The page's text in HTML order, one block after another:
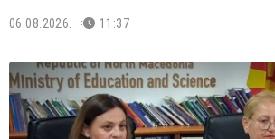
06.08.2026. 11:37